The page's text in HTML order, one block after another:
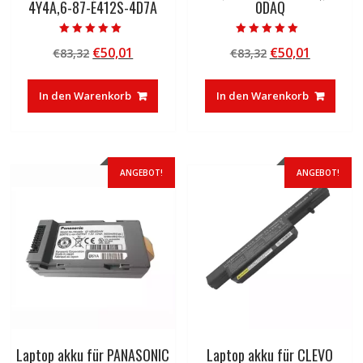
4Y4A,6-87-E412S-4D7A
5.00
von 5
€83,32 Ursprünglicher
war:
€83,32
€50,01
ist:
€50,01.
In den Warenkorb
0DAQ
5.00
von 5
€83,32 Ursprünglicher
war:
€83,32
€50,01
ist:
€50,01.
In den Warenkorb
ANGEBOT!
Laptop akku für PANASONIC
ANGEBOT!
Laptop akku für CLEVO